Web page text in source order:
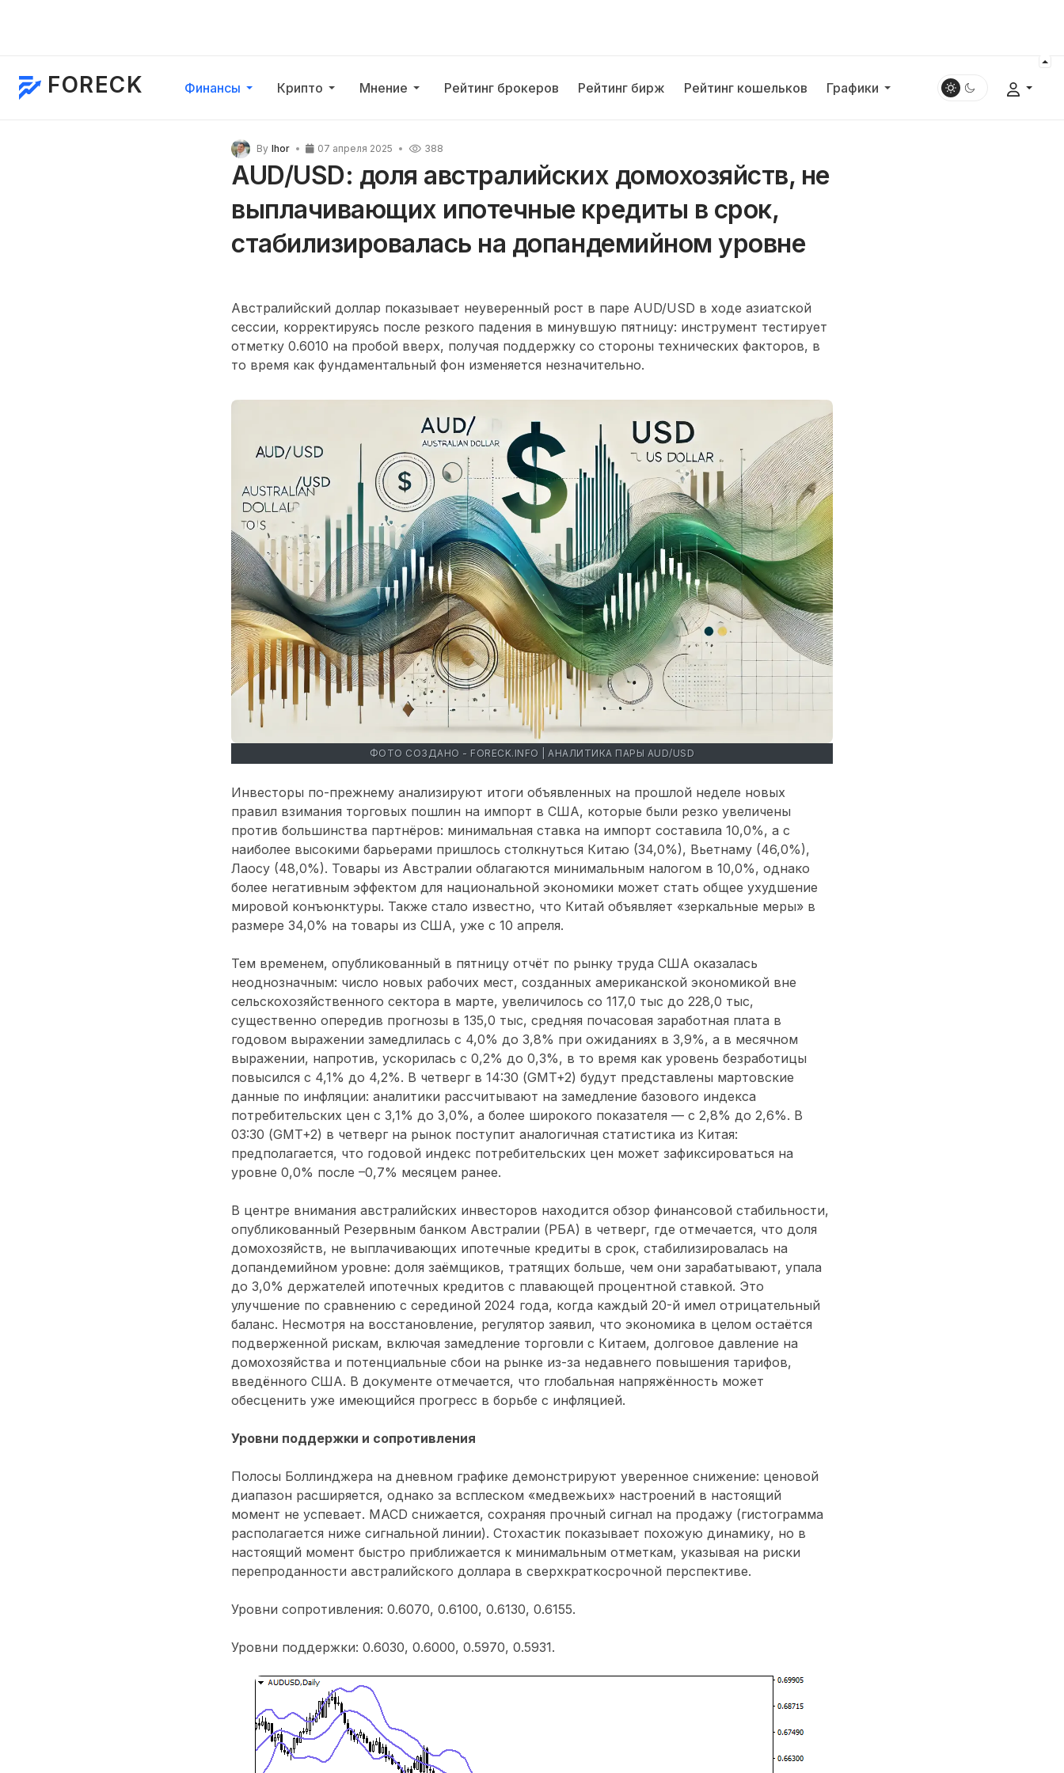
FORECK Финансы Крипто Мнение Рейтинг брокеров Рейтинг бирж Рейтинг кошельков Графики
By Ihor 07 апреля 2025 388
AUD/USD: доля австралийских домохозяйств, не
выплачивающих ипотечные кредиты в срок,
стабилизировалась на допандемийном уровне
Австралийский доллар показывает неуверенный рост в паре AUD/USD в ходе азиатской
сессии, корректируясь после резкого падения в минувшую пятницу: инструмент тестирует
отметку 0.6010 на пробой вверх, получая поддержку со стороны технических факторов, в
то время как фундаментальный фон изменяется незначительно.
ФОТО СОЗДАНО - FORECK.INFO | АНАЛИТИКА ПАРЫ AUD/USD
Инвесторы по-прежнему анализируют итоги объявленных на прошлой неделе новых
правил взимания торговых пошлин на импорт в США, которые были резко увеличены
против большинства партнёров: минимальная ставка на импорт составила 10,0%, а с
наиболее высокими барьерами пришлось столкнуться Китаю (34,0%), Вьетнаму (46,0%),
Лаосу (48,0%). Товары из Австралии облагаются минимальным налогом в 10,0%, однако
более негативным эффектом для национальной экономики может стать общее ухудшение
мировой конъюнктуры. Также стало известно, что Китай объявляет «зеркальные меры» в
размере 34,0% на товары из США, уже с 10 апреля.
Тем временем, опубликованный в пятницу отчёт по рынку труда США оказалась
неоднозначным: число новых рабочих мест, созданных американской экономикой вне
сельскохозяйственного сектора в марте, увеличилось со 117,0 тыс до 228,0 тыс,
существенно опередив прогнозы в 135,0 тыс, средняя почасовая заработная плата в
годовом выражении замедлилась с 4,0% до 3,8% при ожиданиях в 3,9%, а в месячном
выражении, напротив, ускорилась с 0,2% до 0,3%, в то время как уровень безработицы
повысился с 4,1% до 4,2%. В четверг в 14:30 (GMT+2) будут представлены мартовские
данные по инфляции: аналитики рассчитывают на замедление базового индекса
потребительских цен с 3,1% до 3,0%, а более широкого показателя — с 2,8% до 2,6%. В
03:30 (GMT+2) в четверг на рынок поступит аналогичная статистика из Китая:
предполагается, что годовой индекс потребительских цен может зафиксироваться на
уровне 0,0% после –0,7% месяцем ранее.
В центре внимания австралийских инвесторов находится обзор финансовой стабильности,
опубликованный Резервным банком Австралии (РБА) в четверг, где отмечается, что доля
домохозяйств, не выплачивающих ипотечные кредиты в срок, стабилизировалась на
допандемийном уровне: доля заёмщиков, тратящих больше, чем они зарабатывают, упала
до 3,0% держателей ипотечных кредитов с плавающей процентной ставкой. Это
улучшение по сравнению с серединой 2024 года, когда каждый 20-й имел отрицательный
баланс. Несмотря на восстановление, регулятор заявил, что экономика в целом остаётся
подверженной рискам, включая замедление торговли с Китаем, долговое давление на
домохозяйства и потенциальные сбои на рынке из-за недавнего повышения тарифов,
введённого США. В документе отмечается, что глобальная напряжённость может
обесценить уже имеющийся прогресс в борьбе с инфляцией.
Уровни поддержки и сопротивления
Полосы Боллинджера на дневном графике демонстрируют уверенное снижение: ценовой
диапазон расширяется, однако за всплеском «медвежьих» настроений в настоящий
момент не успевает. MACD снижается, сохраняя прочный сигнал на продажу (гистограмма
располагается ниже сигнальной линии). Стохастик показывает похожую динамику, но в
настоящий момент быстро приближается к минимальным отметкам, указывая на риски
перепроданности австралийского доллара в сверхкраткосрочной перспективе.
Уровни сопротивления: 0.6070, 0.6100, 0.6130, 0.6155.
Уровни поддержки: 0.6030, 0.6000, 0.5970, 0.5931.